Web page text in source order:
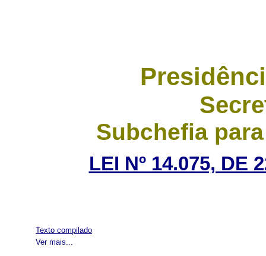
Subchefia
LEI Nº 14.075, DE
Ver mais...
Texto compilado